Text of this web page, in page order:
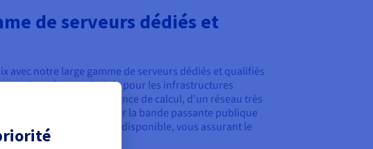
de serveurs dédiés et
avec notre large gamme de serveurs dédiés et qualifiés
Pensés et optimisés pour les infrastructures
d’une grande puissance de calcul, d’un réseau très
et jusqu'à
pour la bande passante publique
et hautement disponible, vous assurant le